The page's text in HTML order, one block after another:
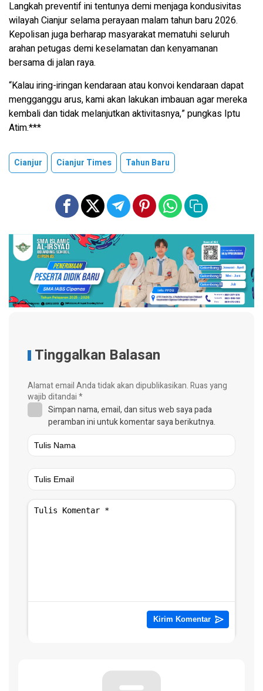
Langkah preventif ini tentunya demi menjaga kondusivitas
wilayah Cianjur selama perayaan malam tahun baru 2026.
Kepolisan juga berharap masyarakat mematuhi seluruh
arahan petugas demi keselamatan dan kenyamanan
bersama di jalan raya.
“Kalau iring-iringan kendaraan atau konvoi kendaraan dapat
mengganggu arus, kami akan lakukan imbauan agar mereka
kembali dan tidak melanjutkan aktivitasnya,” pungkas Iptu
Atim.***
Cianjur Cianjur Times Tahun Baru
Tinggalkan Balasan
Alamat email Anda tidak akan dipublikasikan.Ruas yang
wajib ditandai*
Simpan nama, email, dan situs web saya pada
peramban ini untuk komentar saya berikutnya.